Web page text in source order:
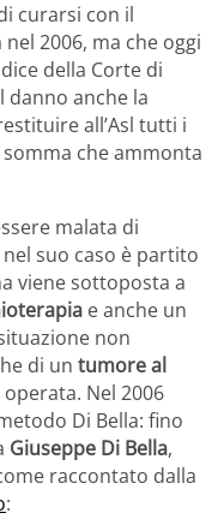
curarsi con il
2006, ma che oggi
della Corte di
danno anche la
all’Asl tutti i
somma che ammonta
malata di
suo caso è partito
viene sottoposta a
e anche un
non
di un tumore al
Nel 2006
Di Bella: fino
Giuseppe Di Bella,
raccontato dalla
: